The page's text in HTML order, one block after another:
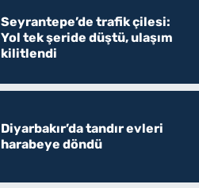
Seyrantepe’de trafik çilesi:
Yol tek şeride düştü, ulaşım
kilitlendi
Diyarbakır’da tandır evleri
harabeye döndü